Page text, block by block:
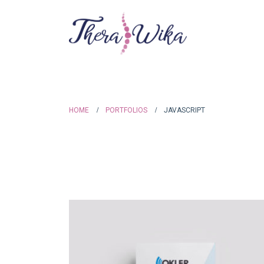
HOME PORTFOLIOS JAVASCRIPT